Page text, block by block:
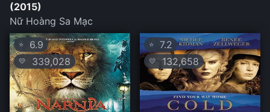
(2015)
Nữ Hoàng Sa Mạc
⭐ 6.9
💛 339,028
⭐ 7.2
💛132,658